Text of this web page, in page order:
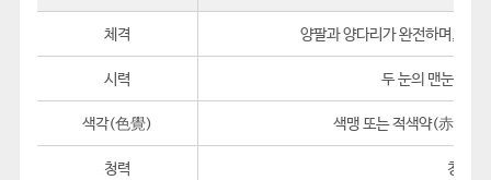
체격 양팔과 양다리가 완전하며, 가
시력 두 눈의 맨눈 시력
색각(色覺) 색맹 또는 적색약(赤色弱
청력 청력이